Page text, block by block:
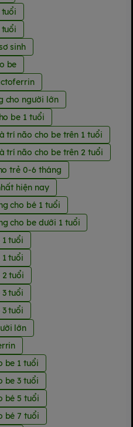
sinh
be
cho người lớn
be 1 tuổi
trí não cho be trên 1 tuổi
trí não cho be trên 2 tuổi
trẻ 0-6 tháng
hiện nay
cho bé 1 tuổi
cho be dưới 1 tuổi
tuổi
tuổi
tuổi
tuổi
tuổi
lớn
be 1 tuổi
be 3 tuổi
bé 5 tuổi
bé 7 tuổi